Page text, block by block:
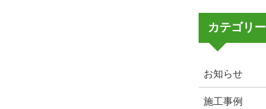
カテゴリー
お知らせ
施工事例